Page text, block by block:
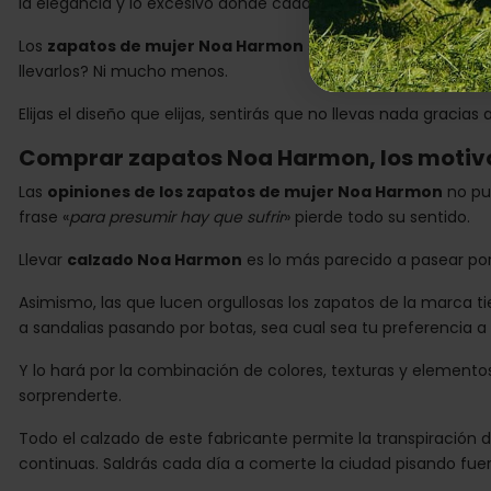
Los zapatos de mujer Noa Harmon se asocian con
llevarlos? Ni mucho menos.
Elijas el diseño que elijas, sentirás que no llevas nada
Comprar zapatos Noa Harmon, los
Las opiniones de los zapatos de mujer Noa Harmon no
frase «para presumir hay que sufrir» pierde todo su sentido.
Llevar calzado Noa Harmon es lo más parecido a pasear
Asimismo, las que lucen orgullosas los zapatos de la
a sandalias pasando por botas, sea cual sea tu preferencia
Y lo hará por la combinación de colores, texturas y
sorprenderte.
Todo el calzado de este fabricante permite la transpiración
continuas. Saldrás cada día a comerte la ciudad pisando